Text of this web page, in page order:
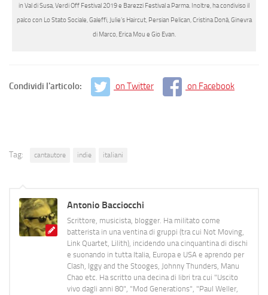
in Val di Susa, Verdi Off Festival 2019 e Barezzi Festival a Parma. Inoltre, ha condiviso il
palco con Lo Stato Sociale, Galeffi, Julie’s Haircut, Persian Pelican, Cristina Donà, Ginevra
di Marco, Erica Mou e Gio Evan.
Condividi l'articolo: on Twitter on Facebook
Tag: cantautore indie italiani
Antonio Bacciocchi
Scrittore, musicista, blogger. Ha militato come
batterista in una ventina di gruppi (tra cui Not Moving,
Link Quartet, Lilith), incidendo una cinquantina di dischi
e suonando in tutta Italia, Europa e USA e aprendo per
Clash, Iggy and the Stooges, Johnny Thunders, Manu
Chao etc. Ha scritto una decina di libri tra cui "Uscito
vivo dagli anni 80", "Mod Generations", "Paul Weller,